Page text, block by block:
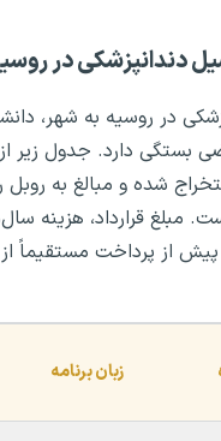
دندانپزشکی در
در روسیه به شهر،
بستگی دارد. جدول زیر
شده و مبالغ به
مبلغ قرارداد، هزینه
پیش از پرداخت مستقیماً
زبان برنامه